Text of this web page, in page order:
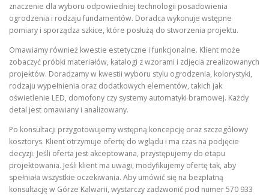
znaczenie dla wyboru odpowiedniej technologii posadowienia
ogrodzenia i rodzaju fundamentów. Doradca wykonuje wstępne
pomiary i sporządza szkice, które posłużą do stworzenia projektu.
Omawiamy również kwestie estetyczne i funkcjonalne. Klient może
zobaczyć próbki materiałów, katalogi z wzorami i zdjęcia zrealizowanych
projektów. Doradzamy w kwestii wyboru stylu ogrodzenia, kolorystyki,
rodzaju wypełnienia oraz dodatkowych elementów, takich jak
oświetlenie LED, domofony czy systemy automatyki bramowej. Każdy
detal jest omawiany i analizowany.
Po konsultacji przygotowujemy wstępną koncepcję oraz szczegółowy
kosztorys. Klient otrzymuje ofertę do wglądu i ma czas na podjęcie
decyzji. Jeśli oferta jest akceptowana, przystępujemy do etapu
projektowania. Jeśli klient ma uwagi, modyfikujemy ofertę tak, aby
spełniała wszystkie oczekiwania. Aby umówić się na bezpłatną
konsultację w Górze Kalwarii, wystarczy zadzwonić pod numer 570 933